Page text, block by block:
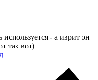
- а иврит он
так вот)